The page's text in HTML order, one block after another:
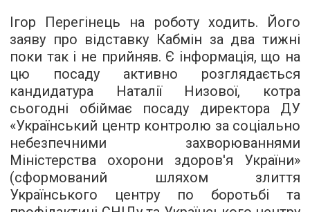
Ігор Перегінець на роботу ходить. Його
заяву про відставку Кабмін за два тижні
поки так і не прийняв. Є інформація, що на
цю посаду активно розглядається
кандидатура Наталії Низової, котра
сьогодні обіймає посаду директора ДУ
«Український центр контролю за соціально
небезпечними захворюваннями
Міністерства охорони здоров'я України»
(сформований шляхом злиття
Українського центру по боротьбі та